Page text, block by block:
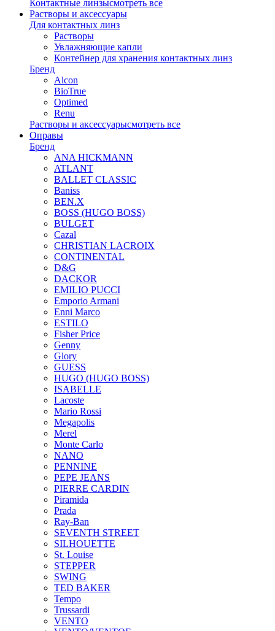
Контактные линзысмотреть все
Растворы и аксессуары
Для контактных линз
Растворы
Увлажняющие капли
Контейнер для хранения контактных линз
Бренд
Alcon
BioTrue
Optimed
Renu
Растворы и аксессуарысмотреть все
Оправы
Бренд
ANA HICKMANN
ATLANT
BALLET CLASSIC
Baniss
BEN.X
BOSS (HUGO BOSS)
BULGET
Cazal
CHRISTIAN LACROIX
CONTINENTAL
D&G
DACKOR
EMILIO PUCCI
Emporio Armani
Enni Marco
ESTILO
Fisher Price
Genny
Glory
GUESS
HUGO (HUGO BOSS)
ISABELLE
Lacoste
Mario Rossi
Megapolis
Merel
Monte Carlo
NANO
PENNINE
PEPE JEANS
PIERRE CARDIN
Piramida
Prada
Ray-Ban
SEVENTH STREET
SILHOUETTE
St. Louise
STEPPER
SWING
TED BAKER
Tempo
Trussardi
VENTO